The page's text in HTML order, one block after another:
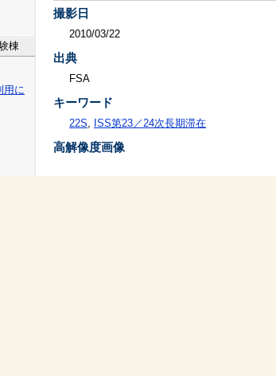
棟
用に
撮影日
2010/03/22
出典
FSA
キーワード
22S, ISS第23／24次長期滞在
高解像度画像